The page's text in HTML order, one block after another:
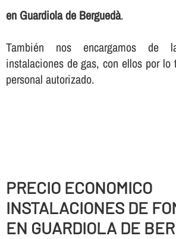
en Guardiola de Berguedà.
También nos encargamos de
instalaciones de gas, con ellos por lo
personal autorizado.
PRECIO ECONOMICO
INSTALACIONES DE
EN GUARDIOLA DE